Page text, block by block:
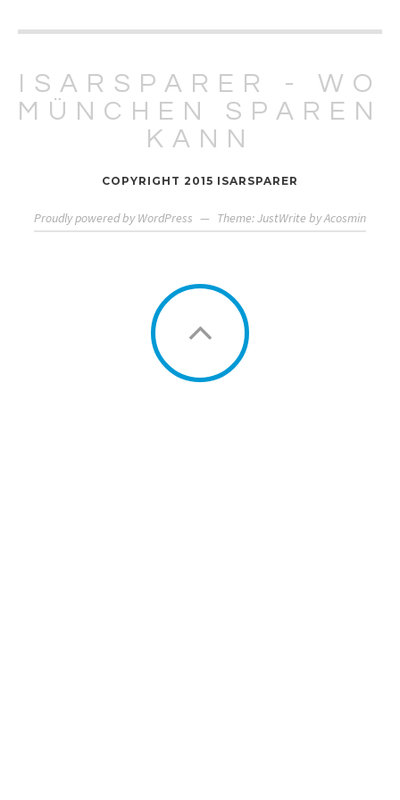
ISARSPARER - WO
MÜNCHEN SPAREN
KANN
COPYRIGHT 2015 ISARSPARER
Proudly powered by WordPress — Theme: JustWrite byAcosmin